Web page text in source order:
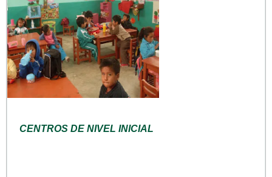
CENTROS DE NIVEL INICIAL